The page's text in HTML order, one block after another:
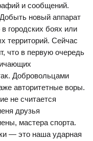
и сообщений.
новый аппарат
городских боях или
территорий. Сейчас
что в первую очередь
Добровольцами
авторитетные воры.
не считается
друзья
мастера спорта.
— это наша ударная